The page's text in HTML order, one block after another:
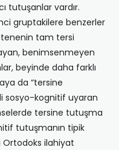
tutuşanlar vardır.
gruptakilere benzerler
tam tersi
benimsenmeyen
beyinde daha farklı
da “tersine
sosyo-kognitif uyaran
tersine tutuşma
tutuşmanın tipik
Ortodoks ilahiyat